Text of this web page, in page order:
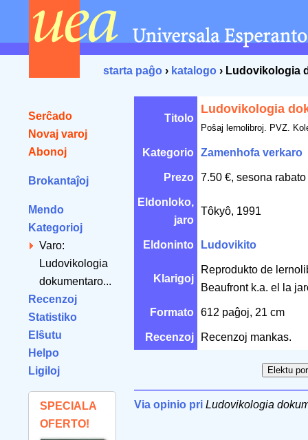
starta paĝo › katalogo › Ludovikologia
Serĉado
Novaj varoj
Abonoj
Brokantaĵoj
Mendo
Kategorioj
Varo:
Ludovikologia
dokumentaro...
Recenzoj
Statistiko
Elŝutu
Helpo
Ligiloj
SPECIALA
OFERTO!
Titolo
Ludovikologia
Poŝaj lernolibroj. PVZ.
Kategorio Zamenhofa verkaro
Prezo 7.50 €, sesona
Eldonloko,
jaro
Tôkyô, 1991
Eldoninto Ludovikito
Klarigoj
Reprodukto de
Beaufront k.a. el la
Formato 612 paĝoj, 21 cm
Recenzoj Recenzoj mankas.
Via opinio pri Ludovikologia